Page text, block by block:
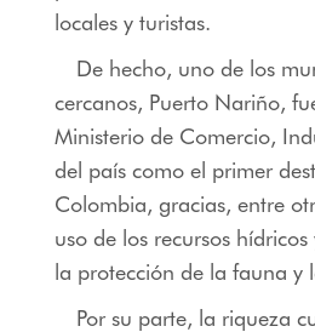
locales y turistas.
De hecho, uno de los
cercanos, Puerto Nariño,
Ministerio de Comercio,
del país como el primer
Colombia, gracias, entre
uso de los recursos
la protección de la fauna y
Por su parte, la riqueza